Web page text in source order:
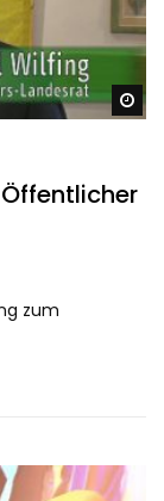
zum